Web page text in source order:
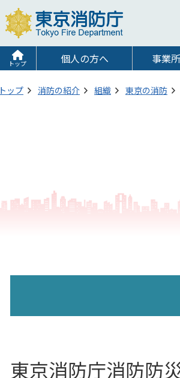
トップ 個人の方へ 事業
トップ 消防の紹介 組織 東京の消防
東京消防庁消防防